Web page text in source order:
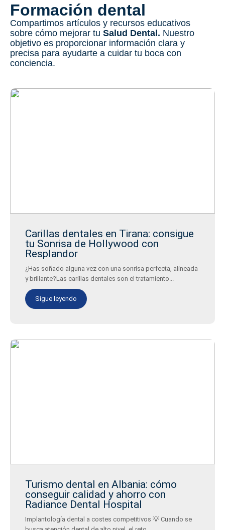
Formación dental
Compartimos artículos y recursos educativos
sobre cómo mejorar tu Salud Dental. Nuestro
objetivo es proporcionar información clara y
precisa para ayudarte a cuidar tu boca con
conciencia.
Carillas dentales en Tirana: consigue
tu Sonrisa de Hollywood con
Resplandor
¿Has soñado alguna vez con una sonrisa perfecta, alineada
y brillante?Las carillas dentales son el tratamiento...
Sigue leyendo
Turismo dental en Albania: cómo
conseguir calidad y ahorro con
Radiance Dental Hospital
Implantología dental a costes competitivos 💡 Cuando se